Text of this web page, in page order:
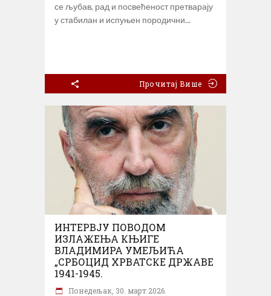
се љубав, рад и посвећеност претварају
у стабилан и испуњен породични
Прочитај Више
ИНТЕРВЈУ ПОВОДОМ
ИЗЛАЖЕЊА КЊИГЕ
ВЛАДИМИРА УМЕЉИЋА
„СРБОЦИД ХРВАТСКЕ ДРЖАВЕ
1941-1945.
Понедељак, 30. март 2026.